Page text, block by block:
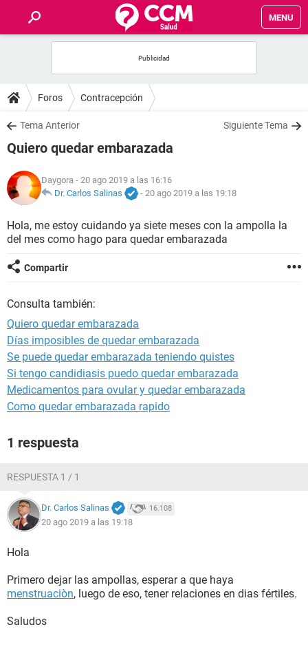
MENU
FOROS
SALUD
FAMILIA
NUTRICIÓN
BIENESTAR
SEXUALIDAD
GLOSARIO
Foros Contracepción
Tema Anterior Siguiente Tema
Quiero quedar embarazada
Daygora - 20 ago 2019 a las 16:16
Dr. Carlos Salinas
- 20 ago 2019 a las 19:18
Hola, me estoy cuidando ya siete meses con la ampolla la
del mes como hago para quedar embarazada
Compartir
Consulta también:
Quiero quedar embarazada
Días imposibles de quedar embarazada
Se puede quedar embarazada teniendo quistes
Si tengo candidiasis puedo quedar embarazada
Medicamentos para ovular y quedar embarazada
Como quedar embarazada rapido
1 respuesta
RESPUESTA 1 / 1
Dr. Carlos Salinas 16.108
20 ago 2019 a las 19:18
Hola
Primero dejar las ampollas, esperar a que haya
menstruaciòn, luego de eso, tener relaciones en dias fértiles.
Saludos